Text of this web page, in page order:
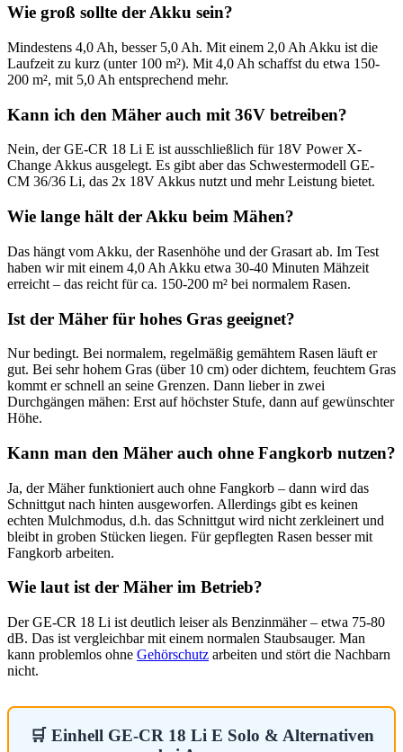
Wie groß sollte der Akku sein?
Mindestens 4,0 Ah, besser 5,0 Ah. Mit einem 2,0 Ah Akku ist die
Laufzeit zu kurz (unter 100 m²). Mit 4,0 Ah schaffst du etwa 150-
200 m², mit 5,0 Ah entsprechend mehr.
Kann ich den Mäher auch mit 36V betreiben?
Nein, der GE-CR 18 Li E ist ausschließlich für 18V Power X-
Change Akkus ausgelegt. Es gibt aber das Schwestermodell GE-
CM 36/36 Li, das 2x 18V Akkus nutzt und mehr Leistung bietet.
Wie lange hält der Akku beim Mähen?
Das hängt vom Akku, der Rasenhöhe und der Grasart ab. Im Test
haben wir mit einem 4,0 Ah Akku etwa 30-40 Minuten Mähzeit
erreicht – das reicht für ca. 150-200 m² bei normalem Rasen.
Ist der Mäher für hohes Gras geeignet?
Nur bedingt. Bei normalem, regelmäßig gemähtem Rasen läuft er
gut. Bei sehr hohem Gras (über 10 cm) oder dichtem, feuchtem Gras
kommt er schnell an seine Grenzen. Dann lieber in zwei
Durchgängen mähen: Erst auf höchster Stufe, dann auf gewünschter
Höhe.
Kann man den Mäher auch ohne Fangkorb nutzen?
Ja, der Mäher funktioniert auch ohne Fangkorb – dann wird das
Schnittgut nach hinten ausgeworfen. Allerdings gibt es keinen
echten Mulchmodus, d.h. das Schnittgut wird nicht zerkleinert und
bleibt in groben Stücken liegen. Für gepflegten Rasen besser mit
Fangkorb arbeiten.
Wie laut ist der Mäher im Betrieb?
Der GE-CR 18 Li ist deutlich leiser als Benzinmäher – etwa 75-80
dB. Das ist vergleichbar mit einem normalen Staubsauger. Man
kann problemlos ohne Gehörschutz arbeiten und stört die Nachbarn
nicht.
🛒 Einhell GE-CR 18 Li E Solo & Alternativen